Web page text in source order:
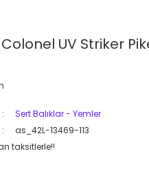
UV Striker
Sert Balıklar - Yemler
as_42L-13469-113
taksitlerle!!